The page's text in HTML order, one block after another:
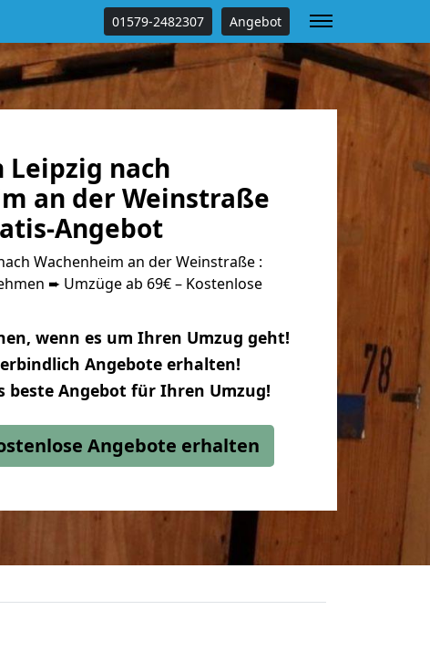
01579-2482307 Angebot
Leipzig nach
an der Weinstraße
Angebot
Wachenheim an der Weinstraße :
➨ Umzüge ab 69€ – Kostenlose
wenn es um Ihren Umzug geht!
Angebote erhalten!
beste Angebot für Ihren Umzug!
Angebote erhalten